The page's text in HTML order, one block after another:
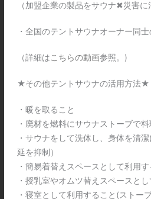
（加盟企業の製品をサウナ✖︎災害に
・全国のテントサウナオーナー同
（詳細はこちらの動画参照。)
★その他テントサウナの活用方法★
・暖を取ること
・廃材を燃料にサウナストーブで
・サウナをして洗体し、身体を清
延を抑制）
・簡易着替えスペースとして利用す
・授乳室やオムツ替えスペースと
・寝室として利用すること(ストー